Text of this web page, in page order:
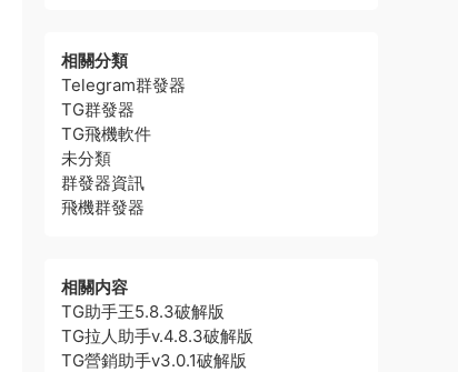
相關分類
Telegram群發器
TG群發器
TG飛機軟件
未分類
群發器資訊
飛機群發器
相關内容
TG助手王5.8.3破解版
TG拉人助手v.4.8.3破解版
TG營銷助手v3.0.1破解版